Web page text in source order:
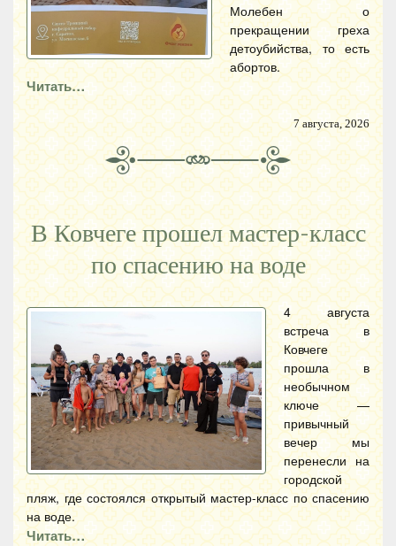
Молебен о
прекращении греха
детоубийства, то есть
абортов.
Читать…
7 августа, 2026
В Ковчеге прошел мастер-класс
по спасению на воде
4 августа
встреча в
Ковчеге
прошла в
необычном
ключе —
привычный
вечер мы
перенесли на
городской
пляж, где состоялся открытый мастер-класс по спасению
на воде.
Читать…